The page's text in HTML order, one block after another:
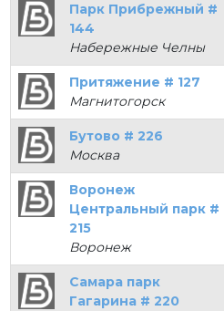
Парк Прибрежный #
144
Набережные Челны
Притяжение # 127
Магнитогорск
Бутово # 226
Москва
Воронеж
Центральный парк #
215
Воронеж
Самара парк
Гагарина # 220